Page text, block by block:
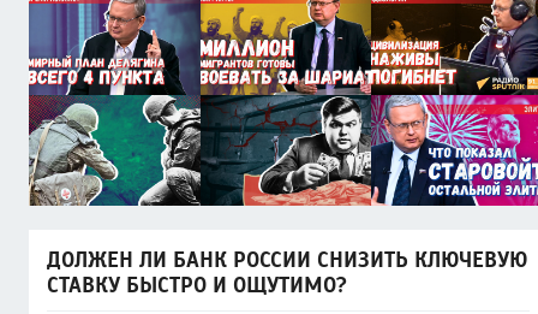
ДОЛЖЕН ЛИ БАНК РОССИИ СНИЗИТЬ КЛЮЧЕВУЮ
СТАВКУ БЫСТРО И ОЩУТИМО?